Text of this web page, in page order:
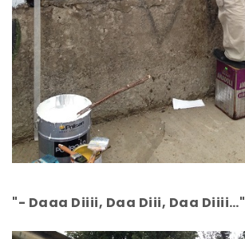
"- Daaa Diiii, Daa Diii, Daa Diiii…"